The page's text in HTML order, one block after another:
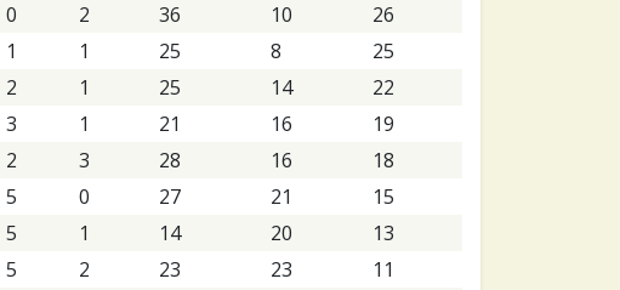
0 2 36 10
26
1 1 25 8
25
2 1 25 14
22
3 1 21 16
19
2 3 28 16
18
5 0 27 21
15
5 1 14 20
13
5 2 23 23
11